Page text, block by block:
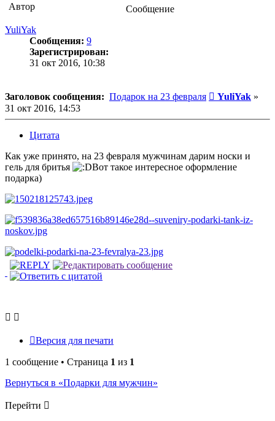
Автор
Сообщение
YuliYak
Сообщения: 9
Зарегистрирован:
31 окт 2016, 10:38
Заголовок сообщения: Подарок на 23 февраля Сообщение
YuliYak »
31 окт 2016, 14:53
Цитата
Как уже принято, на 23 февраля мужчинам дарим носки и
гель для бритья
Вот такое интересное оформление
подарка)
Версия для печати
1 сообщение • Страница 1 из 1
Вернуться в «Подарки для мужчин»
Перейти